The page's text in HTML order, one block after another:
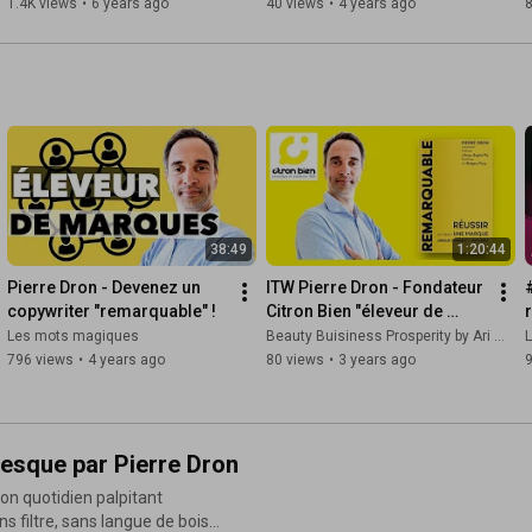
1.4K views • 6 years ago 40 views • 4 years ago
38:49
Pierre Dron - Devenez un
copywriter "remarquable" !
Les mots magiques
796 views • 4 years ago
1:20:44
ITW Pierre Dron - Fondateur
Citron Bien "éleveur de
marques" !
Beauty Buisiness Prosperity by Ari Massoudi
80 views • 3 years ago
par Pierre Dron
quotidien palpitant